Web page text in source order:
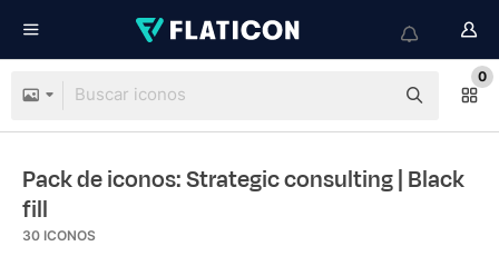
0
Pack de iconos: Strategic consulting| Black
fill
30 ICONOS